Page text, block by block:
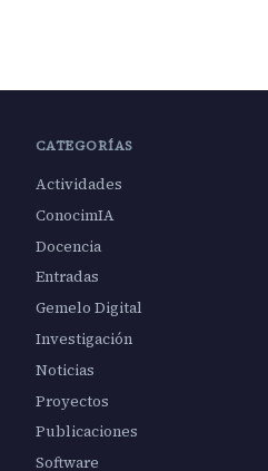
CATEGORÍAS
Actividades
ConocimIA
Docencia
Entradas
Gemelo Digital
Investigación
Noticias
Proyectos
Publicaciones
Software